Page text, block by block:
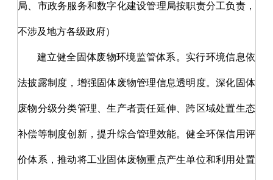
局、市政务服务和数字化建设管理局按职责分工负责，
不涉及地方各级政府）
建立健全固体废物环境监管体系。实行环境信息依
法披露制度，增强固体废物管理信息透明度。深化固体
废物分级分类管理、生产者责任延伸、跨区域处置生态
补偿等制度创新，提升综合管理效能。健全环保信用评
价体系，推动将工业固体废物重点产生单位和利用处置